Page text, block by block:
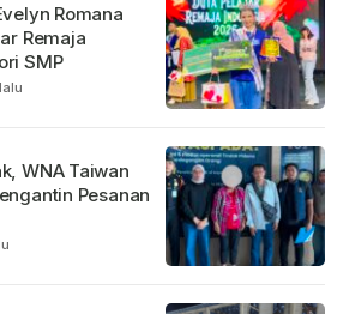
Romana
Remaja
SMP
WNA Taiwan
Pesanan